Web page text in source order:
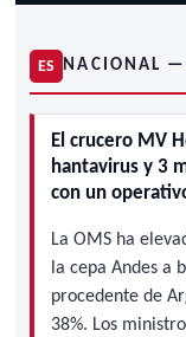
ES NACIONAL —
El crucero MV
hantavirus y 3
con un
La OMS ha
la cepa Andes a
procedente de
38%. Los